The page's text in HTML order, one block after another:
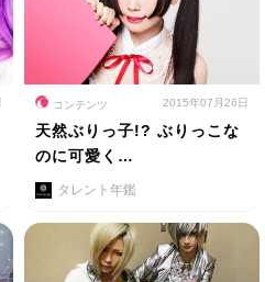
コンテンツ 2015年07月26日
天然ぶりっ子!? ぶりっこな
のに可愛く…
タレント年鑑